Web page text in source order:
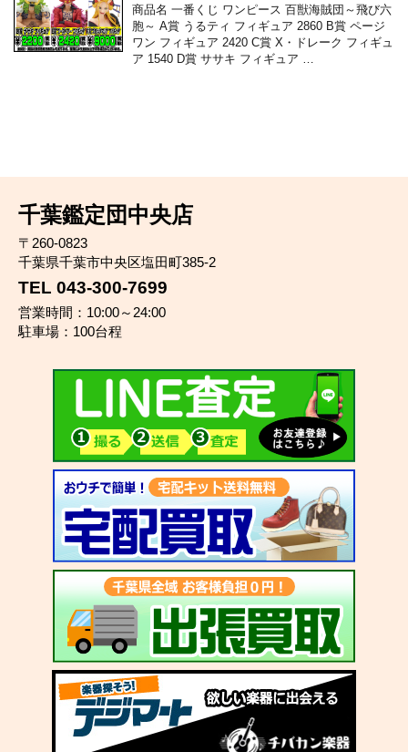
商品名 一番くじ ワンピース 百獣海賊団～飛び六
胞～ A賞 うるティ フィギュア 2860 B賞 ページ
ワン フィギュア 2420 C賞 X・ドレーク フィギュ
ア 1540 D賞 ササキ フィギュア …
千葉鑑定団中央店
〒260-0823
千葉県千葉市中央区塩田町385-2
TEL 043-300-7699
営業時間：10:00～24:00
駐車場：100台程